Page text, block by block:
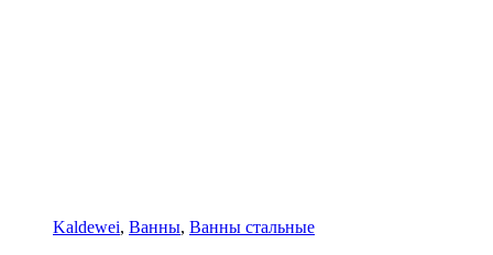
Kaldewei, Ванны, Ванны стальные